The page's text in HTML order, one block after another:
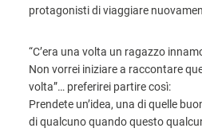
protagonisti di viaggiare
“C’era una volta un ragazzo
Non vorrei iniziare a raccontare
volta”… preferirei partire così:
Prendete un’idea, una di quelle
di qualcuno quando questo